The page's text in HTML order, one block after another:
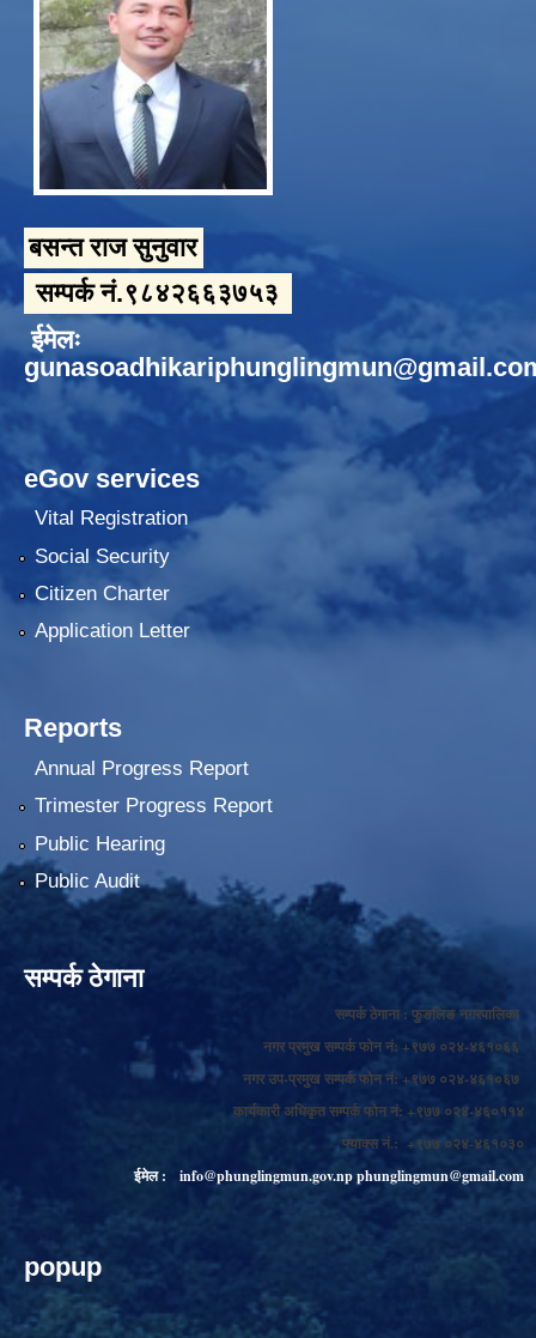
बसन्त राज सुनुवार
सम्पर्क नं.९८४२६६३७५३
ईमेलः
eGov services
Vital Registration
Social Security
Citizen Charter
Application Letter
Reports
Annual Progress Report
Trimester Progress Report
Public Hearing
Public Audit
सम्पर्क ठेगाना
सम्पर्क ठेगाना : फुङलिङ नगरपालिका
नगर प्रमुख सम्पर्क फोन नं: +९७७ ०२४-४६१०६६
नगर उप-प्रमुख सम्पर्क फोन नं: +९७७ ०२४-४६१०६७
कार्यकारी अधिकृत सम्पर्क फोन नं: +९७७ ०२४-४६०११४
फ्याक्स नं.: +९७७ ०२४-४६१०३०
ईमेल :
info@phunglingmun.gov.npphunglingmun@gmail.com
popup